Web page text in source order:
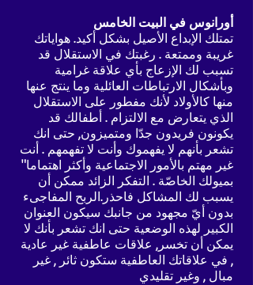
أورانوس في البيت الخامس
تمتلك الإبداع الأصيل بشكل أكيد. هواياتك
غريبة وممتعة . رغبتك في الاستقلال قد
تسبب لك الإزعاج بأي علاقة غرامية
وبأشكال الارتباطات العائلية وما ينتج عنها
منها كالأولاد لأنك مفطور على الاستقلال
الذي يتعارض مع الالتزام . أطفالك قد
يكونون فريدون جدّا ومتميزون, حتى انك
تشعر بأنهم لا يفهموك وأنت لا تفهمهم . أنت
غير مهتم بالأمور الاجتماعية وأكثر اهتماما"
بميولك الخاصّة . التفكر الزائد ممكن أن
يسبب لك المشاكل فاحذر.الربح المفاجىء
بدون أيّ مجهود من جانبك سيكون العنوان
الكبير لهذه الوضعية حتى انك تشعر بأنك لا
يمكن أن تخسر, علاقات عاطفية غير عادية
, في علاقاتك العاطفية ستكون ثائر , غير
مبال , وغير تقليدي